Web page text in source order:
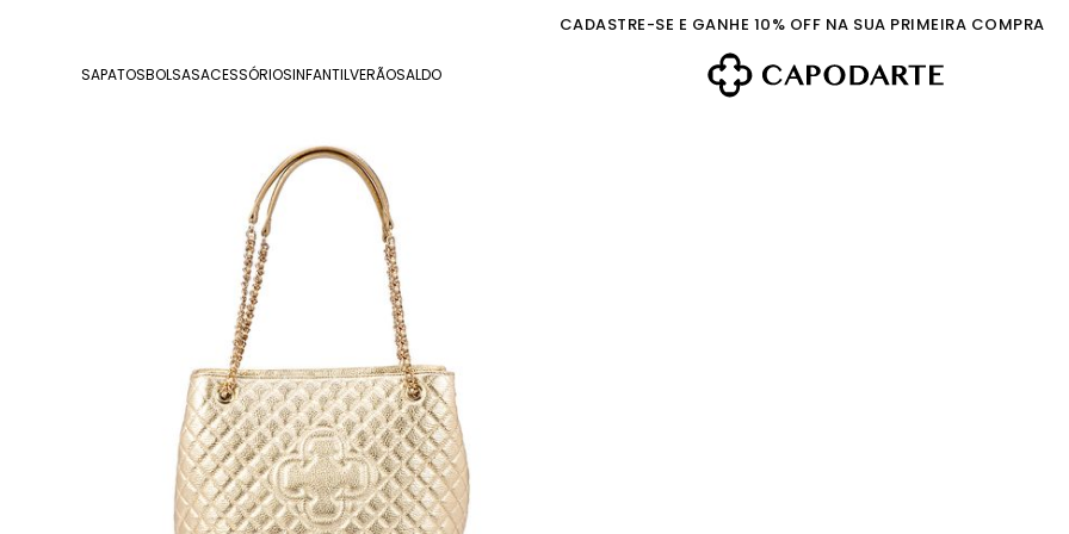
CADASTRE-SE E GANHE 10% OFF NA SUA PRIMEIRA COMPRA
SAPATOSBOLSASACESSÓRIOSINFANTILVERÃOSALDO